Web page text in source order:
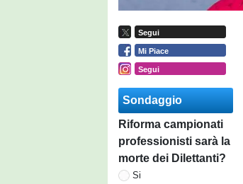
Segui
Mi Piace
Segui
Sondaggio
Riforma campionati
professionisti sarà la
morte dei Dilettanti?
Si